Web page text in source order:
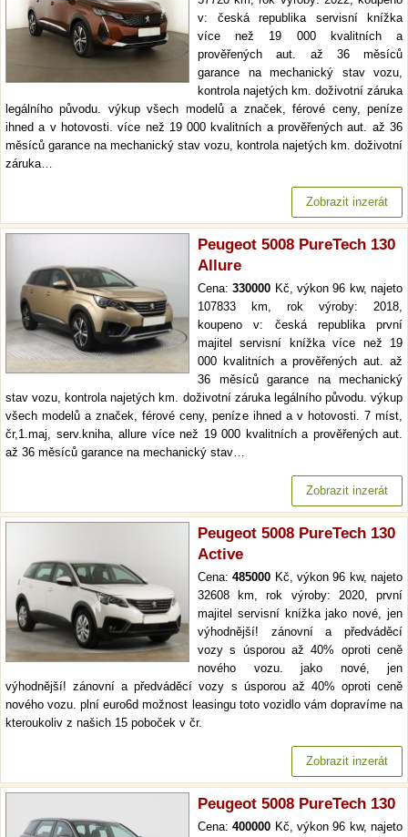
v: česká republika servisní knížka
více než 19 000 kvalitních a
prověřených aut. až 36 měsíců
garance na mechanický stav vozu,
kontrola najetých km. doživotní záruka
legálního původu. výkup všech modelů a značek, férové ceny, peníze
ihned a v hotovosti. více než 19 000 kvalitních a prověřených aut. až 36
měsíců garance na mechanický stav vozu, kontrola najetých km. doživotní
záruka…
Zobrazit inzerát
Peugeot 5008 PureTech 130
Allure
Cena:330000 Kč, výkon 96 kw, najeto
107833 km, rok výroby: 2018,
koupeno v: česká republika první
majitel servisní knížka více než 19
000 kvalitních a prověřených aut. až
36 měsíců garance na mechanický
stav vozu, kontrola najetých km. doživotní záruka legálního původu. výkup
všech modelů a značek, férové ceny, peníze ihned a v hotovosti. 7 míst,
čr,1.maj, serv.kniha, allure více než 19 000 kvalitních a prověřených aut.
až 36 měsíců garance na mechanický stav…
Zobrazit inzerát
Peugeot 5008 PureTech 130
Active
Cena:485000 Kč, výkon 96 kw, najeto
32608 km, rok výroby: 2020, první
majitel servisní knížka jako nové, jen
výhodnější! zánovní a předváděcí
vozy s úsporou až 40% oproti ceně
nového vozu. jako nové, jen
výhodnější! zánovní a předváděcí vozy s úsporou až 40% oproti ceně
nového vozu. plní euro6d možnost leasingu toto vozidlo vám dopravíme na
kteroukoliv z našich 15 poboček v čr.
Zobrazit inzerát
Peugeot 5008 PureTech 130
Cena:400000 Kč, výkon 96 kw, najeto